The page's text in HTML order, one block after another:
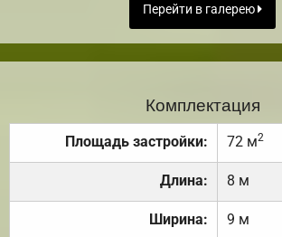
Перейти в галерею
Комплектация
Площадь застройки: 72 м2
Длина: 8 м
Ширина: 9 м